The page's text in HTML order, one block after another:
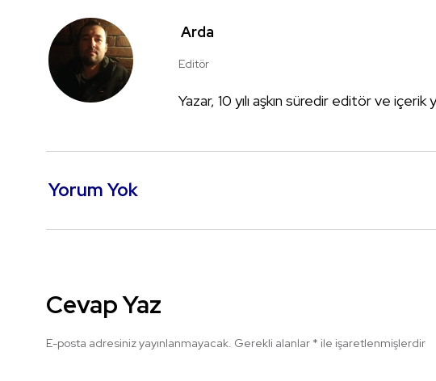
Arda
Editör
Yazar, 10 yılı aşkın süredir editör ve içerik
Yorum Yok
Cevap Yaz
E-posta adresiniz yayınlanmayacak. Gerekli alanlar * ile işaretlenmişlerdir